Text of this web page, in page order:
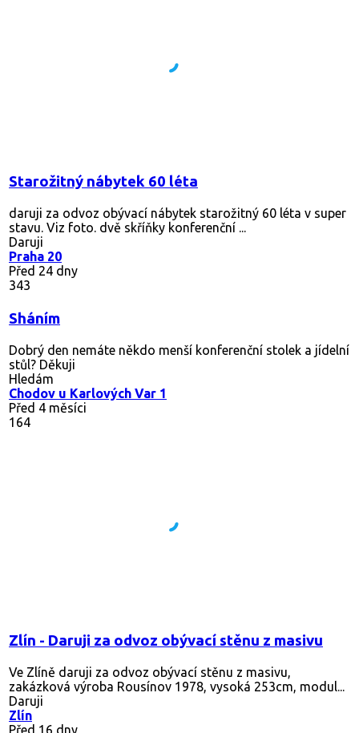
Starožitný nábytek 60 léta
daruji za odvoz obývací nábytek starožitný 60 léta v super
stavu. Viz foto. dvě skříňky konferenční ...
Daruji
Praha 20
Před 24 dny
343
Sháním
Dobrý den nemáte někdo menší konferenční stolek a jídelní
stůl? Děkuji
Hledám
Chodov u Karlových Var 1
Před 4 měsíci
164
Zlín - Daruji za odvoz obývací stěnu z masivu
Ve Zlíně daruji za odvoz obývací stěnu z masivu,
zakázková výroba Rousínov 1978, vysoká 253cm, modul...
Daruji
Zlín
Před 16 dny